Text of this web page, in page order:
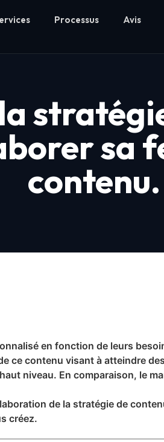
Processus Avis
sa
contenu.
en fonction de leurs
ce contenu visant à atteindre
niveau. En comparaison, le
de la stratégie de
créez.